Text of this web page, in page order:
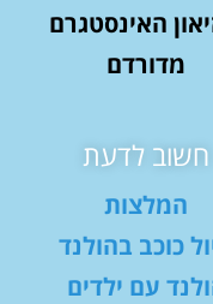
האינסטגרם
מדורדם
חשוב לדעת
המלצות
כוכב בהולנד
עם ילדים